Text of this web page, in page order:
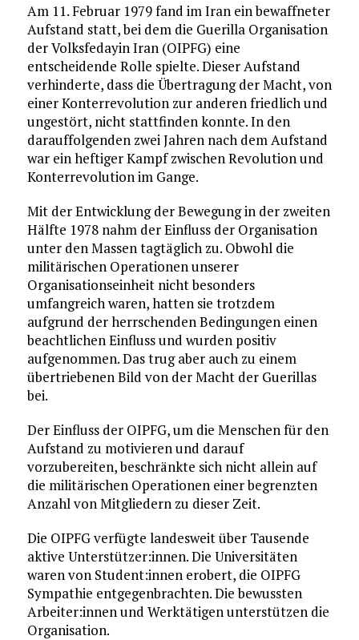
Am 11. Februar 1979 fand im Iran ein bewaffneter
Aufstand statt, bei dem die Guerilla Organisation
der Volksfedayin Iran (OIPFG) eine
entscheidende Rolle spielte. Dieser Aufstand
verhinderte, dass die Übertragung der Macht, von
einer Konterrevolution zur anderen friedlich und
ungestört, nicht stattfinden konnte. In den
darauffolgenden zwei Jahren nach dem Aufstand
war ein heftiger Kampf zwischen Revolution und
Konterrevolution im Gange.
Mit der Entwicklung der Bewegung in der zweiten
Hälfte 1978 nahm der Einfluss der Organisation
unter den Massen tagtäglich zu. Obwohl die
militärischen Operationen unserer
Organisationseinheit nicht besonders
umfangreich waren, hatten sie trotzdem
aufgrund der herrschenden Bedingungen einen
beachtlichen Einfluss und wurden positiv
aufgenommen. Das trug aber auch zu einem
übertriebenen Bild von der Macht der Guerillas
bei.
Der Einfluss der OIPFG, um die Menschen für den
Aufstand zu motivieren und darauf
vorzubereiten, beschränkte sich nicht allein auf
die militärischen Operationen einer begrenzten
Anzahl von Mitgliedern zu dieser Zeit.
Die OIPFG verfügte landesweit über Tausende
aktive Unterstützer:innen. Die Universitäten
waren von Student:innen erobert, die OIPFG
Sympathie entgegenbrachten. Die bewussten
Arbeiter:innen und Werktätigen unterstützen die
Organisation.